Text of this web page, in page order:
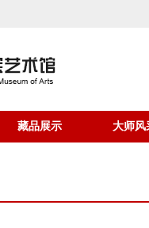
藏品展示 大师风